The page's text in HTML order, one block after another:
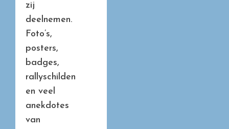
zij
deelnemen.
Foto’s,
posters,
badges,
rallyschilden
en veel
anekdotes
van